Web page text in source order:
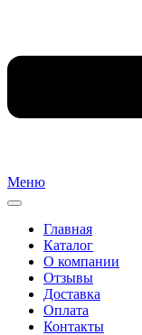
Меню
Главная
Каталог
О компании
Отзывы
Доставка
Оплата
Контакты